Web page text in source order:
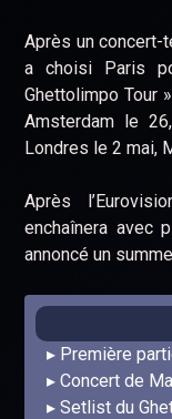
Après un concert-
a choisi Paris
Ghettolimpo Tour
Amsterdam le
Londres le 2 mai,
Après
enchaînera avec
annoncé un
Première
Concert de
Setlist du